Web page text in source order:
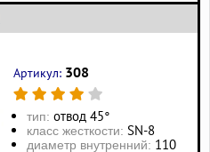
Артикул: 308
тип: отвод 45°
класс жесткости: SN-8
диаметр внутренний: 110